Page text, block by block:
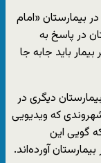
بیمارستان «امام
در پاسخ به
باید جابه جا
دیگری در
که ویدیویی
گویی این
آورده‌اند.